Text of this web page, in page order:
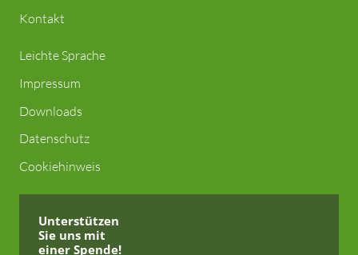
Kontakt
Leichte Sprache
Impressum
Downloads
Datenschutz
Cookiehinweis
Unterstützen
Sie uns mit
einer Spende!